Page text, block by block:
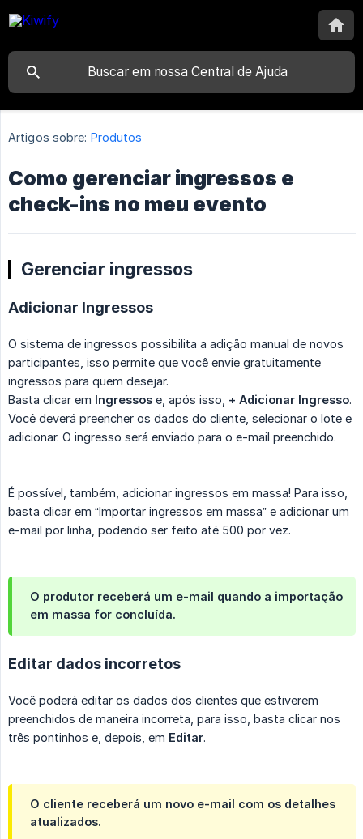
Artigos sobre: Produtos
Como gerenciar ingressos e
check-ins no meu evento
Gerenciar ingressos
Adicionar Ingressos
O sistema de ingressos possibilita a adição manual de novos
participantes, isso permite que você envie gratuitamente
ingressos para quem desejar.
Basta clicar em Ingressos e, após isso, + Adicionar Ingresso.
Você deverá preencher os dados do cliente, selecionar o lote e
adicionar. O ingresso será enviado para o e-mail preenchido.
É possível, também, adicionar ingressos em massa! Para isso,
basta clicar em “Importar ingressos em massa” e adicionar um
e-mail por linha, podendo ser feito até 500 por vez.
O produtor receberá um e-mail quando a importação
em massa for concluída.
Editar dados incorretos
Você poderá editar os dados dos clientes que estiverem
preenchidos de maneira incorreta, para isso, basta clicar nos
três pontinhos e, depois, em Editar.
O cliente receberá um novo e-mail com os detalhes
atualizados.